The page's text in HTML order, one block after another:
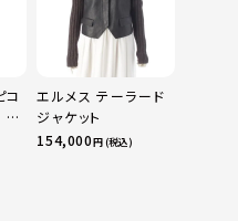
コ
ト
エルメス テーラード
ジャケット
154,000円 (税込)